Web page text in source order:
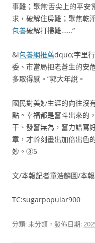
事難；聚焦‘舌尖上的平安
求，破解住房難；聚焦乾
包養破解打掃難……”
&l包養網推薦dquo;字里
委、市當局把老蒼生的安
多取得感。”郭大年說。
國民對美妙生涯的向往沒
點。幸福都是奮斗出來的
干、發奮無為，奮力譜寫
章，才幹刻畫出加倍出色
妙。③5
文/本報記者童浩麟圖/本
TC:sugarpopular900
分類: 未分類，發佈日期: